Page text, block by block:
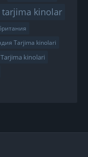
tarjima kinolar
Tarjima kinolari
kinolari